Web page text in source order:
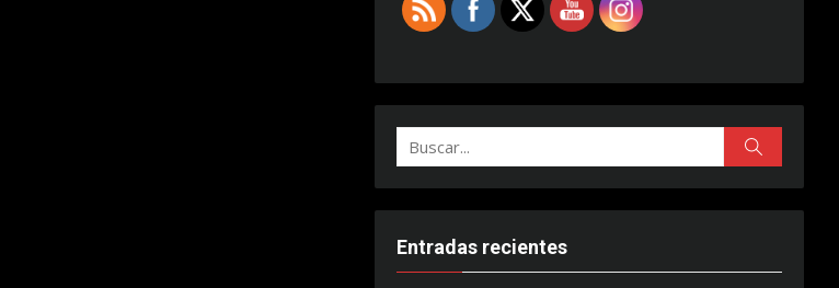
Buscar:
Entradas recientes